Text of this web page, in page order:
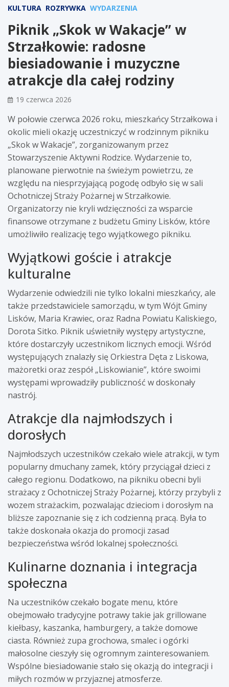
KULTURA ROZRYWKA WYDARZENIA
Piknik „Skok w Wakacje” w
Strzałkowie: radosne
biesiadowanie i muzyczne
atrakcje dla całej rodziny
19 czerwca 2026
W połowie czerwca 2026 roku, mieszkańcy Strzałkowa i
okolic mieli okazję uczestniczyć w rodzinnym pikniku
„Skok w Wakacje”, zorganizowanym przez
Stowarzyszenie Aktywni Rodzice. Wydarzenie to,
planowane pierwotnie na świeżym powietrzu, ze
względu na niesprzyjającą pogodę odbyło się w sali
Ochotniczej Straży Pożarnej w Strzałkowie.
Organizatorzy nie kryli wdzięczności za wsparcie
finansowe otrzymane z budżetu Gminy Lisków, które
umożliwiło realizację tego wyjątkowego pikniku.
Wyjątkowi goście i atrakcje
kulturalne
Wydarzenie odwiedzili nie tylko lokalni mieszkańcy, ale
także przedstawiciele samorządu, w tym Wójt Gminy
Lisków, Maria Krawiec, oraz Radna Powiatu Kaliskiego,
Dorota Sitko. Piknik uświetniły występy artystyczne,
które dostarczyły uczestnikom licznych emocji. Wśród
występujących znalazły się Orkiestra Dęta z Liskowa,
mażoretki oraz zespół „Liskowianie”, które swoimi
występami wprowadziły publiczność w doskonały
nastrój.
Atrakcje dla najmłodszych i
dorosłych
Najmłodszych uczestników czekało wiele atrakcji, w tym
popularny dmuchany zamek, który przyciągał dzieci z
całego regionu. Dodatkowo, na pikniku obecni byli
strażacy z Ochotniczej Straży Pożarnej, którzy przybyli z
wozem strażackim, pozwalając dzieciom i dorosłym na
bliższe zapoznanie się z ich codzienną pracą. Była to
także doskonała okazja do promocji zasad
bezpieczeństwa wśród lokalnej społeczności.
Kulinarne doznania i integracja
społeczna
Na uczestników czekało bogate menu, które
obejmowało tradycyjne potrawy takie jak grillowane
kiełbasy, kaszanka, hamburgery, a także domowe
ciasta. Również zupa grochowa, smalec i ogórki
małosolne cieszyły się ogromnym zainteresowaniem.
Wspólne biesiadowanie stało się okazją do integracji i
miłych rozmów w przyjaznej atmosferze.